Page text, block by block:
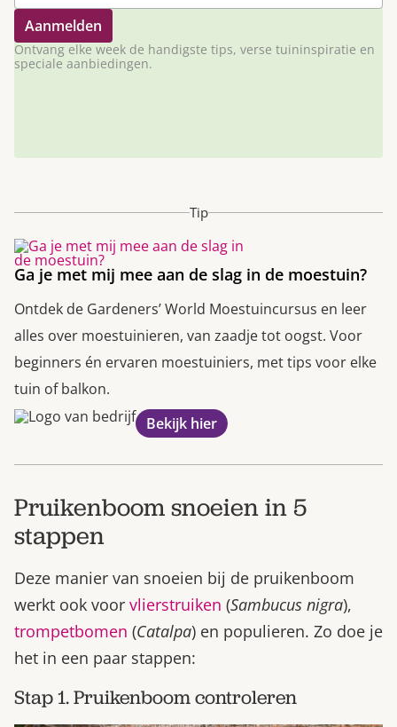
Ontvang elke week de handigste tips, verse tuininspiratie en
speciale aanbiedingen.
Tip
Ga je met mij mee aan de slag in de moestuin?
Ontdek de Gardeners’ World Moestuincursus en leer
alles over moestuinieren, van zaadje tot oogst. Voor
beginners én ervaren moestuiniers, met tips voor elke
tuin of balkon.
Bekijk hier
Pruikenboom snoeien in 5
stappen
Deze manier van snoeien bij de pruikenboom
werkt ook voor vlierstruiken (Sambucus nigra),
trompetbomen (Catalpa) en populieren. Zo doe je
het in een paar stappen:
Stap 1. Pruikenboom controleren